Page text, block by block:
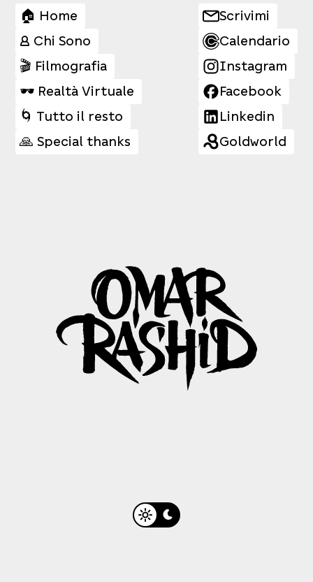
🏠 Home
👤 Chi Sono
🎬 Filmografia
🕶️ Realtà Virtuale
🌀 Tutto il resto
🙏 Special thanks
Scrivimi
Calendario
Instagram
Facebook
Linkedin
Goldworld